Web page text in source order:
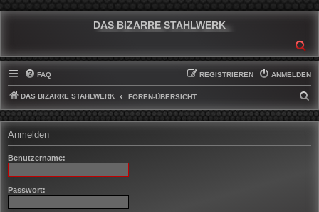
DAS BIZARRE STAHLWERK
FAQ ANMELDEN
REGISTRIEREN
DAS BIZARRE STAHLWERK FOREN-ÜBERSICHT
U
H
Anmelden
Benutzername:
Passwort: